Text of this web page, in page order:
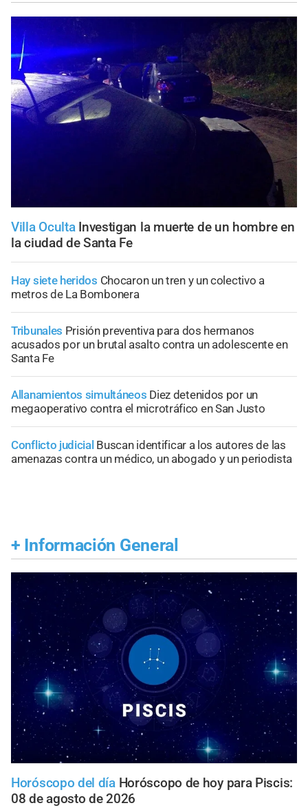
Villa Oculta Investigan la muerte de un hombre en
la ciudad de Santa Fe
Hay siete heridos Chocaron un tren y un colectivo a
metros de La Bombonera
Tribunales Prisión preventiva para dos hermanos
acusados por un brutal asalto contra un adolescente en
Santa Fe
Allanamientos simultáneos Diez detenidos por un
megaoperativo contra el microtráfico en San Justo
Conflicto judicial Buscan identificar a los autores de las
amenazas contra un médico, un abogado y un periodista
+ Información General
Horóscopo del día Horóscopo de hoy para Piscis:
08 de agosto de 2026